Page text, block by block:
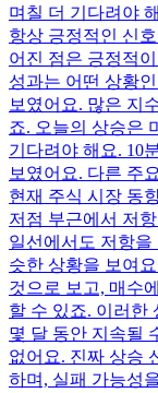
며칠 더 기다려야
항상 긍정적인 신
어진 점은 긍정적
성과는 어떤 상황
보였어요. 많은 지
죠. 오늘의 상승은
기다려야 해요. 10
보였어요. 다른 주
현재 주식 시장 동
저점 부근에서 저
일선에서도 저항을
슷한 상황을 보여
것으로 보고, 매수
할 수 있죠. 이러한
몇 달 동안 지속될
없어요. 진짜 상승
하며, 실패 가능성